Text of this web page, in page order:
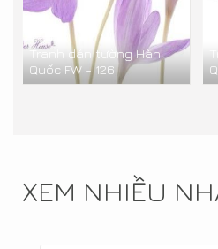
Tranh dán tường Hàn
Quốc FW - 126
XEM NHIỀU